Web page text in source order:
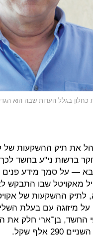
כחלון בגלל העדות שבה הוא
את תיק ההשקעות של
— על סמך מידע פנים
מאקויטל שבו התבקש
לתיק ההשקעות של
מיזוגה עם בעלת
החשד, בן־ארי חלק
אלף שקל.